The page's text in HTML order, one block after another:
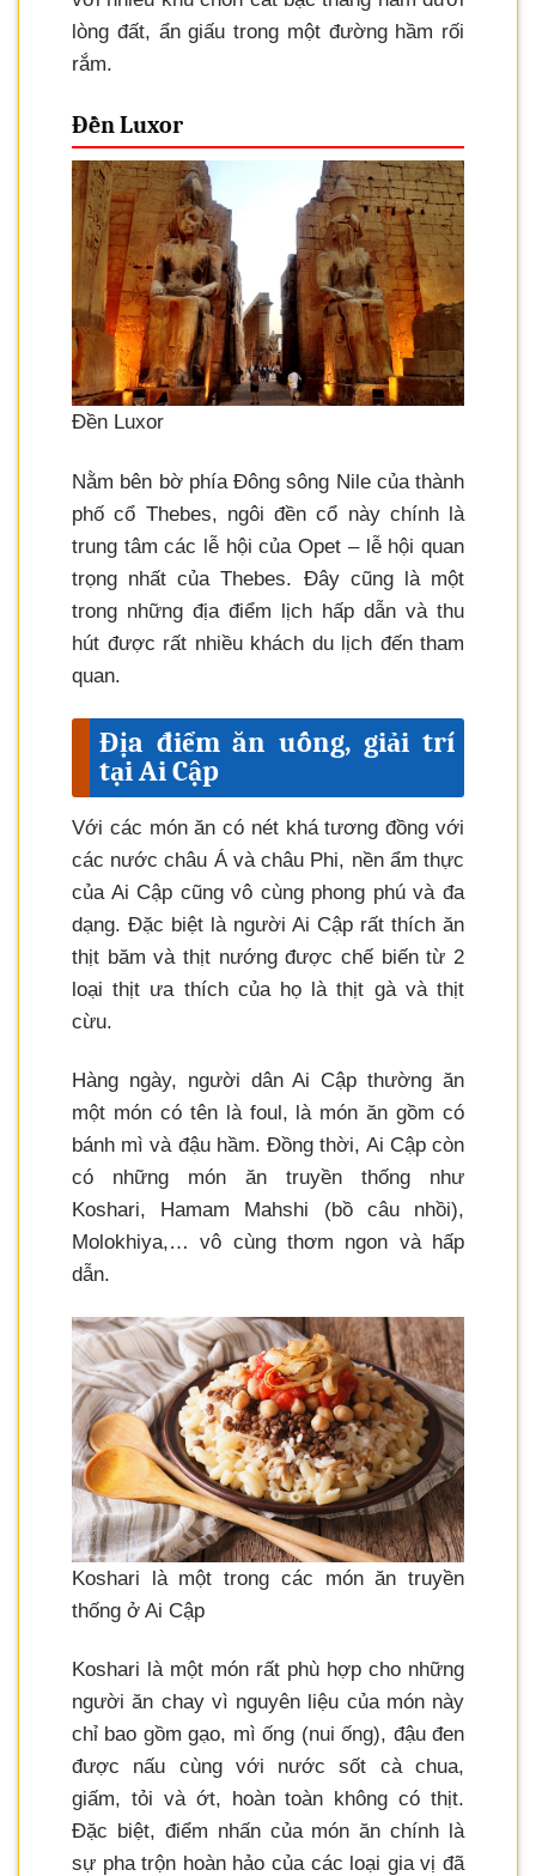
lòng đất, ẩn giấu trong một đường hầm rối
rắm.
Đền Luxor
Đền Luxor
Nằm bên bờ phía Đông sông Nile của thành
phố cổ Thebes, ngôi đền cổ này chính là
trung tâm các lễ hội của Opet – lễ hội quan
trọng nhất của Thebes. Đây cũng là một
trong những địa điểm lịch hấp dẫn và thu
hút được rất nhiều khách du lịch đến tham
quan.
Địa điểm ăn uống, giải trí
tại Ai Cập
Với các món ăn có nét khá tương đồng với
các nước châu Á và châu Phi, nền ẩm thực
của Ai Cập cũng vô cùng phong phú và đa
dạng. Đặc biệt là người Ai Cập rất thích ăn
thịt băm và thịt nướng được chế biến từ 2
loại thịt ưa thích của họ là thịt gà và thịt
cừu.
Hàng ngày, người dân Ai Cập thường ăn
một món có tên là foul, là món ăn gồm có
bánh mì và đậu hầm. Đồng thời, Ai Cập còn
có những món ăn truyền thống như
Koshari, Hamam Mahshi (bồ câu nhồi),
Molokhiya,… vô cùng thơm ngon và hấp
dẫn.
Koshari là một trong các món ăn truyền
thống ở Ai Cập
Koshari là một món rất phù hợp cho những
người ăn chay vì nguyên liệu của món này
chỉ bao gồm gạo, mì ống (nui ống), đậu đen
được nấu cùng với nước sốt cà chua,
giấm, tỏi và ớt, hoàn toàn không có thịt.
Đặc biệt, điểm nhấn của món ăn chính là
sự pha trộn hoàn hảo của các loại gia vị đã